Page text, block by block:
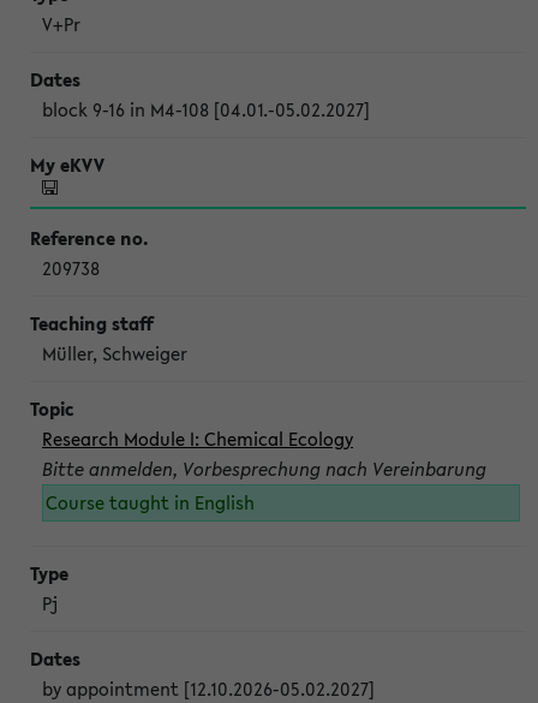
V+Pr
block 9-16 in M4-108 [04.01.-05.02.2027]
209738
Müller, Schweiger
Research Module I: Chemical Ecology
Bitte anmelden, Vorbesprechung nach Vereinbarung
Course taught in English
Pj
by appointment [12.10.2026-05.02.2027]